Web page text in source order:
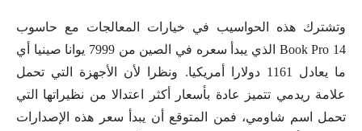
وتشترك هذه الحواسيب في خيارات المعالجات مع حاسوب
Book Pro 14 الذي يبدأ سعره في الصين من 7999 يوانا صينيا أي
ما يعادل 1161 دولارا أمريكيا. ونظرا لأن الأجهزة التي تحمل
علامة ريدمي تتميز عادة بأسعار أكثر اعتدالا من نظيراتها التي
تحمل اسم شاومي، فمن المتوقع أن يبدأ سعر هذه الإصدارات